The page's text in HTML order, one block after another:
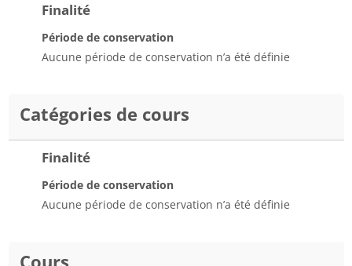
Finalité
Période de conservation
Aucune période de conservation n’a été définie
Catégories de cours
Finalité
Période de conservation
Aucune période de conservation n’a été définie